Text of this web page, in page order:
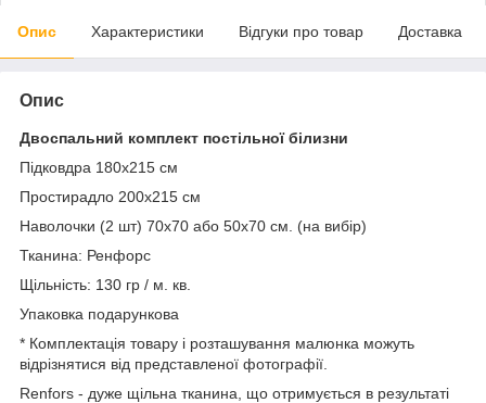
Опис Характеристики Відгуки про товар Доставка
Опис
Двоспальний комплект постільної білизни
Підковдра 180x215 см
Простирадло 200x215 см
Наволочки (2 шт) 70x70 або 50х70 см. (на вибір)
Тканина: Ренфорс
Щільність: 130 гр / м. кв.
Упаковка подарункова
* Комплектація товару і розташування малюнка можуть
відрізнятися від представленої фотографії.
Renfors - дуже щільна тканина, що отримується в результаті